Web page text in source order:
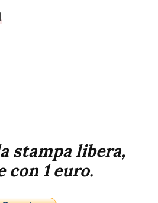
stampa libera,
con 1 euro.